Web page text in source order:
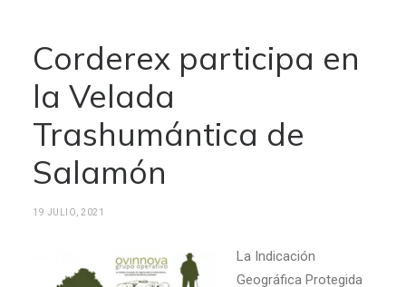
Corderex participa en
la Velada
Trashumántica de
Salamón
19 JULIO, 2021
La Indicación
Geográfica Protegida